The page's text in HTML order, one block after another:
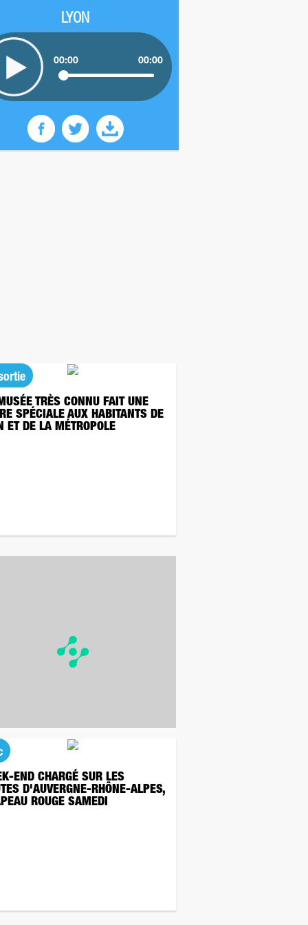
LYON
00:00 00:00
TRÈS CONNU FAIT UNE
SPÉCIALE AUX HABITANTS DE
ET DE LA MÉTROPOLE
END CHARGÉ SUR LES
D'AUVERGNE-RHÔNE-ALPES,
ROUGE SAMEDI